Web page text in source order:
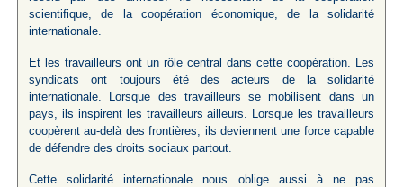
scientifique, de la coopération économique, de la solidarité
internationale.
Et les travailleurs ont un rôle central dans cette coopération. Les
syndicats ont toujours été des acteurs de la solidarité
internationale. Lorsque des travailleurs se mobilisent dans un
pays, ils inspirent les travailleurs ailleurs. Lorsque les travailleurs
coopèrent au-delà des frontières, ils deviennent une force capable
de défendre des droits sociaux partout.
Cette solidarité internationale nous oblige aussi à ne pas